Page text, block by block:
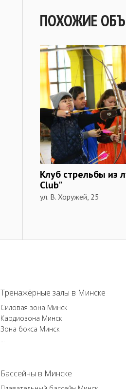
ПОХОЖИЕ
Клуб стрельбы из
Club"
ул. В. Хоружей, 25
Тренажёрные залы в Минске
Силовая зона Минск
Кардиозона Минск
Зона бокса Минск
...
Бассейны в Минске